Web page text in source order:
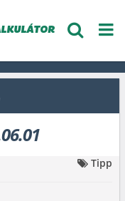
Tipp